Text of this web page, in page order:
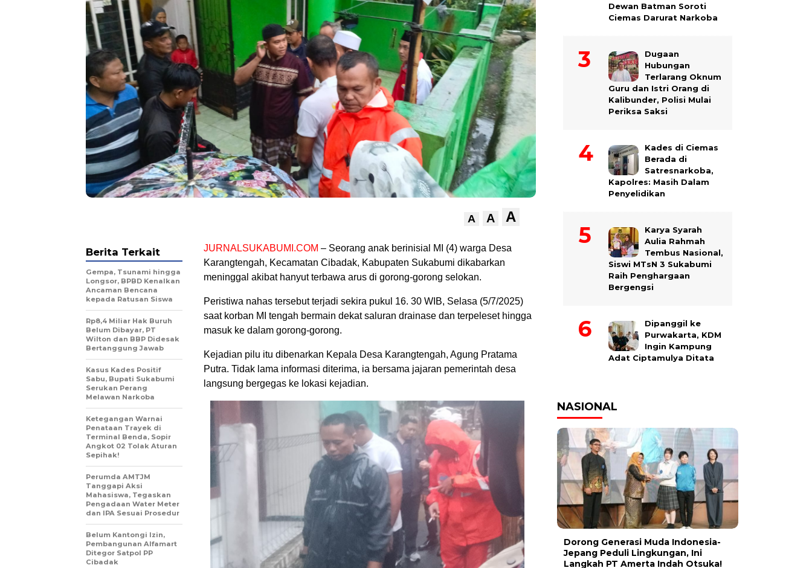
A A A
JURNALSUKABUMI.COM – Seorang anak berinisial MI (4) warga Desa
Karangtengah, Kecamatan Cibadak, Kabupaten Sukabumi dikabarkan
meninggal akibat hanyut terbawa arus di gorong-gorong selokan.
Peristiwa nahas tersebut terjadi sekira pukul 16. 30 WIB, Selasa (5/7/2025)
saat korban MI tengah bermain dekat saluran drainase dan terpeleset hingga
masuk ke dalam gorong-gorong.
Kejadian pilu itu dibenarkan Kepala Desa Karangtengah, Agung Pratama
Putra. Tidak lama informasi diterima, ia bersama jajaran pemerintah desa
langsung bergegas ke lokasi kejadian.
Berita Terkait
Gempa, Tsunami hingga
Longsor, BPBD Kenalkan
Ancaman Bencana
kepada Ratusan Siswa
Rp8,4 Miliar Hak Buruh
Belum Dibayar, PT
Wilton dan BBP Didesak
Bertanggung Jawab
Kasus Kades Positif
Sabu, Bupati Sukabumi
Serukan Perang
Melawan Narkoba
Ketegangan Warnai
Penataan Trayek di
Terminal Benda, Sopir
Angkot 02 Tolak Aturan
Sepihak!
Perumda AMTJM
Tanggapi Aksi
Mahasiswa, Tegaskan
Pengadaan Water Meter
dan IPA Sesuai Prosedur
Belum Kantongi Izin,
Pembangunan Alfamart
Ditegor Satpol PP
Cibadak
Dewan Batman Soroti
Ciemas Darurat Narkoba
Dugaan
Hubungan
Terlarang Oknum
Guru dan Istri Orang di
Kalibunder, Polisi Mulai
Periksa Saksi
Kades di Ciemas
Berada di
Satresnarkoba,
Kapolres: Masih Dalam
Penyelidikan
Karya Syarah
Aulia Rahmah
Tembus Nasional,
Siswi MTsN 3 Sukabumi
Raih Penghargaan
Bergengsi
Dipanggil ke
Purwakarta, KDM
Ingin Kampung
Adat Ciptamulya Ditata
NASIONAL
Dorong Generasi Muda Indonesia-
Jepang Peduli Lingkungan, Ini
Langkah PT Amerta Indah Otsuka!